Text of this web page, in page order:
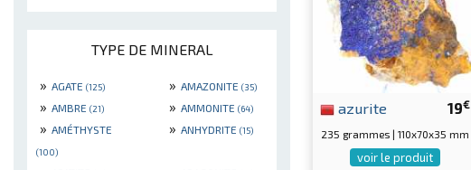
TYPE DE MINERAL
» AGATE (125) » AMAZONITE (35)
» AMBRE (21) » AMMONITE (64)
» AMÉTHYSTE
(100)
» ANHYDRITE (15)
19€
azurite
235 grammes | 110x70x35 mm
voir le produit